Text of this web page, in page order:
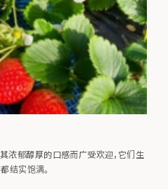
郁醇厚的口感而广受欢迎，它们生
结实饱满。